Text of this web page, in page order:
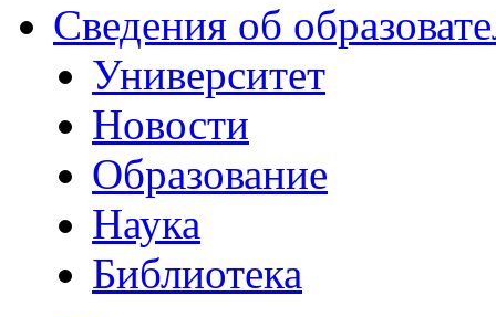
Сведения об
Университет
Новости
Образование
Наука
Библиотека